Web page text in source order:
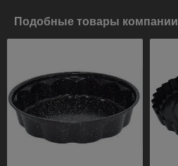
Подобные товары компании